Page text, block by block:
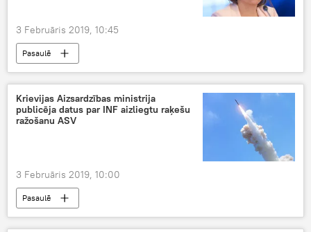
3 Februāris 2019, 10:45
Pasaulē
Krievijas Aizsardzības ministrija
publicēja datus par INF aizliegtu raķešu
ražošanu ASV
3 Februāris 2019, 10:00
Pasaulē